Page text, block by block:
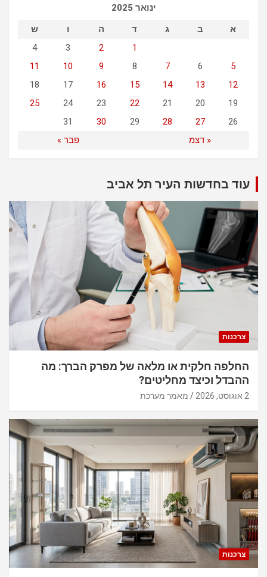
ינואר 2025
א
ב ג ד ה ו ש
« דצמ פבר »
1
2
3
4
5
6
7
8
9
10
11
12
13
14
15
16
17
18
19
20
21
22
23
24
25
26
27
28
29
30
31
עוד בחדשות העיר תל אביב
צרכנות
החלפה חלקית או מלאה של מפרק הברך: מה
ההבדל וכיצד מחליטים?
2 אוגוסט, 2026 מאמר מערכת
צרכנות